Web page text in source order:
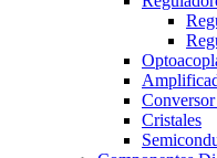
Cristales